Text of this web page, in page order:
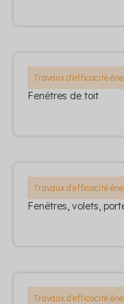
Travaux d'efficacité
Fenêtres de toit
Travaux d'efficacité
Fenêtres, volets,
Travaux d'efficacité